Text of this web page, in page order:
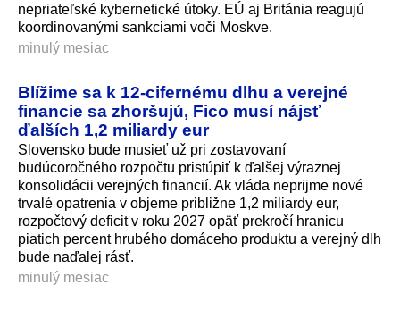
nepriateľské kybernetické útoky. EÚ aj Británia reagujú
koordinovanými sankciami voči Moskve.
minulý mesiac
Blížime sa k 12-cifernému dlhu a verejné
financie sa zhoršujú, Fico musí nájsť
ďalších 1,2 miliardy eur
Slovensko bude musieť už pri zostavovaní
budúcoročného rozpočtu pristúpiť k ďalšej výraznej
konsolidácii verejných financií. Ak vláda neprijme nové
trvalé opatrenia v objeme približne 1,2 miliardy eur,
rozpočtový deficit v roku 2027 opäť prekročí hranicu
piatich percent hrubého domáceho produktu a verejný dlh
bude naďalej rásť.
minulý mesiac